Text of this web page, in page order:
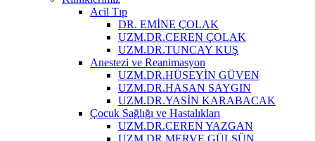
Acil Tıp
DR. EMİNE ÇOLAK
UZM.DR.CEREN ÇOLAK
UZM.DR.TUNCAY KUŞ
Anestezi ve Reanimasyon
UZM.DR.HÜSEYİN GÜVEN
UZM.DR.HASAN SAYGIN
UZM.DR.YASİN KARABACAK
Çocuk Sağlığı ve Hastalıkları
UZM.DR.CEREN YAZGAN
UZM.DR.MERVE GÜLSÜN